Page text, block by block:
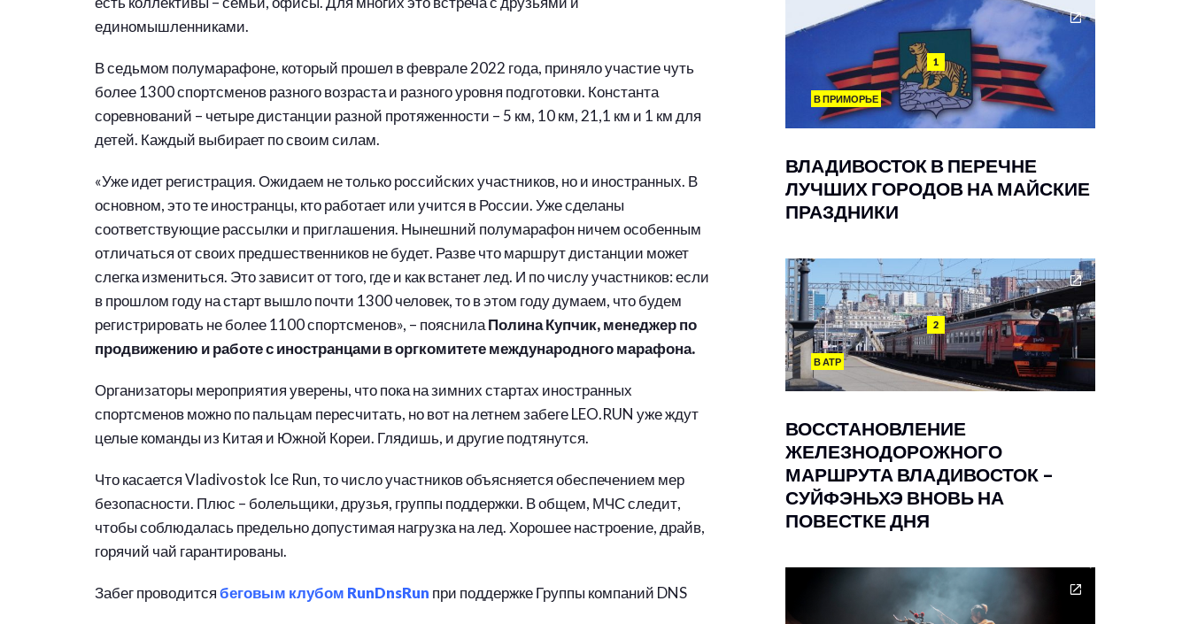
единомышленниками.
В седьмом полумарафоне, который прошел в феврале 2022 года, приняло участие чуть
более 1300 спортсменов разного возраста и разного уровня подготовки. Константа
соревнований – четыре дистанции разной протяженности – 5 км, 10 км, 21,1 км и 1 км для
детей. Каждый выбирает по своим силам.
«Уже идет регистрация. Ожидаем не только российских участников, но и иностранных. В
основном, это те иностранцы, кто работает или учится в России. Уже сделаны
соответствующие рассылки и приглашения. Нынешний полумарафон ничем особенным
отличаться от своих предшественников не будет. Разве что маршрут дистанции может
слегка измениться. Это зависит от того, где и как встанет лед. И по числу участников: если
в прошлом году на старт вышло почти 1300 человек, то в этом году думаем, что будем
регистрировать не более 1100 спортсменов», – пояснилаПолина Купчик, менеджер по
продвижению и работе с иностранцами в оргкомитете международного марафона.
Организаторы мероприятия уверены, что пока на зимних стартах иностранных
спортсменов можно по пальцам пересчитать, но вот на летнем забеге LEO.RUN уже ждут
целые команды из Китая и Южной Кореи. Глядишь, и другие подтянутся.
Что касается Vladivostok Ice Run, то число участников объясняется обеспечением мер
безопасности. Плюс – болельщики, друзья, группы поддержки. В общем, МЧС следит,
чтобы соблюдалась предельно допустимая нагрузка на лед. Хорошее настроение, драйв,
горячий чай гарантированы.
Забег проводитсябеговым клубом RunDnsRun при поддержке Группы компаний DNS
1
В ПРИМОРЬЕ
ВЛАДИВОСТОК В ПЕРЕЧНЕ
ЛУЧШИХ ГОРОДОВ НА МАЙСКИЕ
ПРАЗДНИКИ
2
В АТР
ВОССТАНОВЛЕНИЕ
ЖЕЛЕЗНОДОРОЖНОГО
МАРШРУТА ВЛАДИВОСТОК –
СУЙФЭНЬХЭ ВНОВЬ НА
ПОВЕСТКЕ ДНЯ